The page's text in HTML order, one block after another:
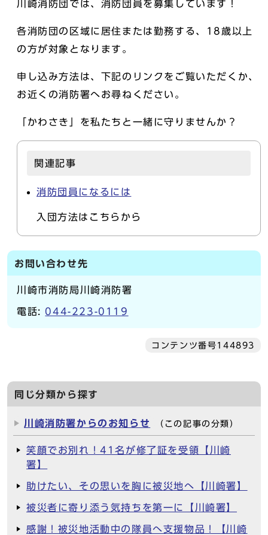
川崎消防団では、消防団員を募集しています！
各消防団の区域に居住または勤務する、18歳以上
の方が対象となります。
申し込み方法は、下記のリンクをご覧いただくか、
お近くの消防署へお尋ねください。
「かわさき」を私たちと一緒に守りませんか？
関連記事
消防団員になるには
入団方法はこちらから
お問い合わせ先
川崎市消防局川崎消防署
電話: 044-223-0119
コンテンツ番号144893
同じ分類から探す
川崎消防署からのお知らせ （この記事の分類）
笑顔でお別れ！41名が修了証を受領【川崎
署】
助けたい、その思いを胸に被災地へ【川崎署】
被災者に寄り添う気持ちを第一に【川崎署】
感謝！被災地活動中の隊員へ支援物品！【川崎